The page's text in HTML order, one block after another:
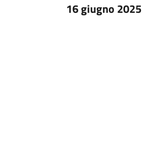
16 giugno 2025